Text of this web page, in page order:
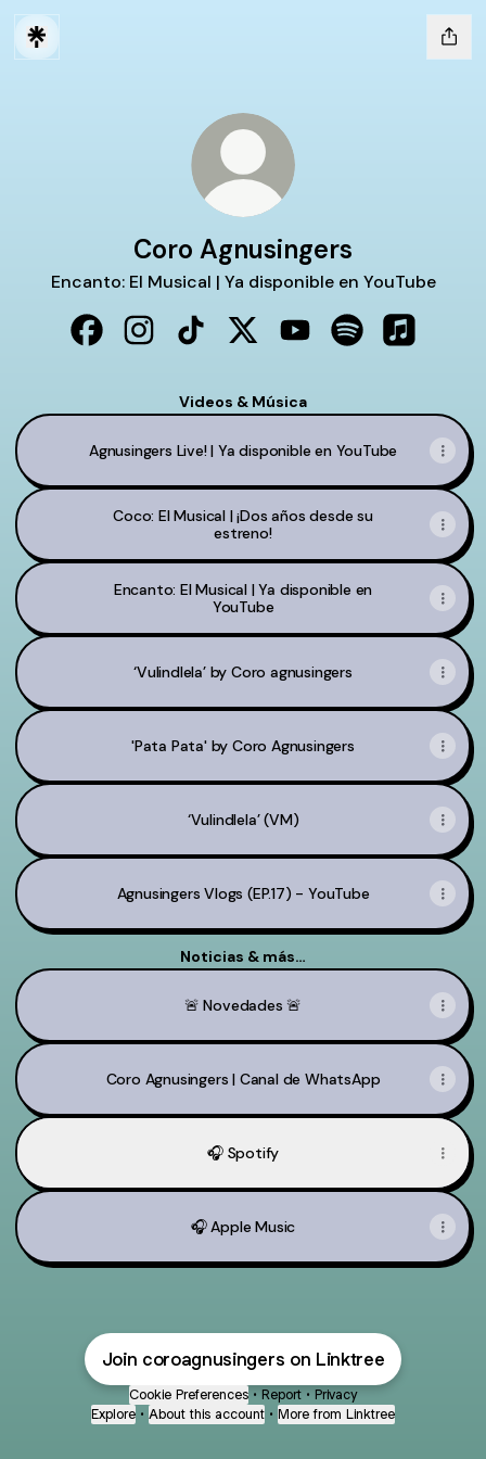
Coro Agnusingers
Encanto: El Musical | Ya disponible en YouTube
Videos & Música
Agnusingers Live! | Ya disponible en YouTube
Coco: El Musical | ¡Dos años desde su
estreno!
Encanto: El Musical | Ya disponible en
YouTube
‘Vulindlela’ by Coro agnusingers
'Pata Pata' by Coro Agnusingers
‘Vulindlela’ (VM)
Agnusingers Vlogs (EP.17) - YouTube
Noticias & más…
🚨 Novedades 🚨
Coro Agnusingers | Canal de WhatsApp
🎧 Spotify
🎧 Apple Music
Join coroagnusingers on Linktree
Cookie Preferences • Report • Privacy
Explore • About this account • More from Linktree